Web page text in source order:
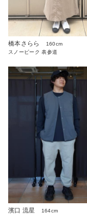
橋本さらら
160cm
スノーピーク 表参道
濱口 流星
164cm